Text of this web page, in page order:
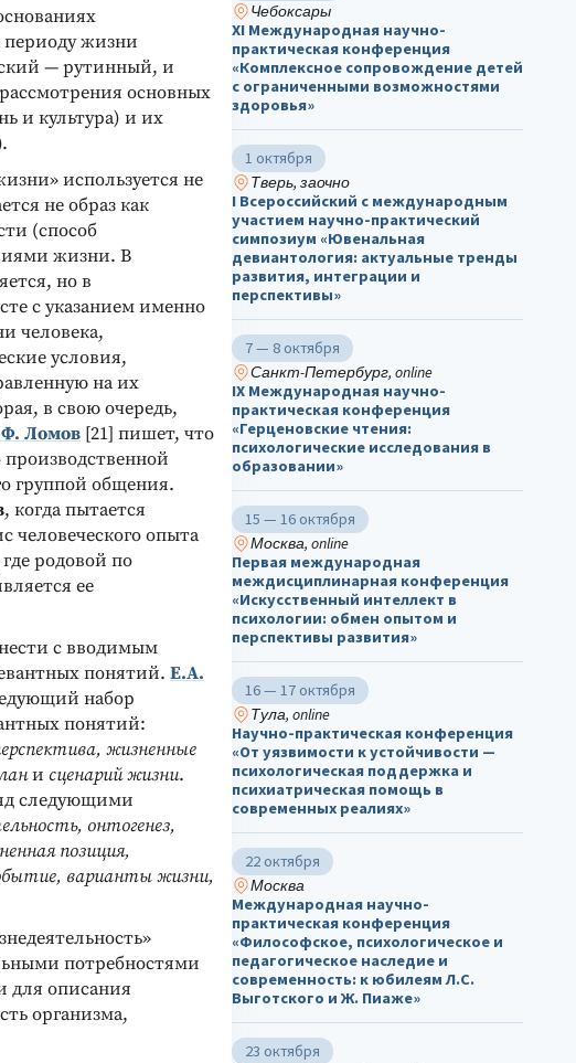
жизни
— рутинный, и
основных
и культура) и их
используется не
не образ как
(способ
жизни. В
но в
с указанием именно
человека,
условия,
на их
в свою очередь,
Ломов [21] пишет, что
производственной
группой общения.
, когда пытается
человеческого опыта
родовой по
ее
с вводимым
понятий. Е.А.
набор
понятий:
жизненные
и сценарий жизни.
следующими
онтогенез,
позиция,
варианты жизни,
потребностями
для описания
организма,
Чебоксары
ХΙ Международная научно-
практическая конференция
«Комплексное сопровождение детей
с ограниченными возможностями
здоровья»
1 октября
Тверь, заочно
I Всероссийский с международным
участием научно-практический
симпозиум «Ювенальная
девиантология: актуальные тренды
развития, интеграции и
перспективы»
7 — 8 октября
Санкт-Петербург, online
IX Международная научно-
практическая конференция
«Герценовские чтения:
психологические исследования в
образовании»
15 — 16 октября
Москва, online
Первая международная
междисциплинарная конференция
«Искусственный интеллект в
психологии: обмен опытом и
перспективы развития»
16 — 17 октября
Тула, online
Научно-практическая конференция
«От уязвимости к устойчивости —
психологическая поддержка и
психиатрическая помощь в
современных реалиях»
22 октября
Москва
Международная научно-
практическая конференция
«Философское, психологическое и
педагогическое наследие и
современность: к юбилеям Л.С.
Выготского и Ж. Пиаже»
23 октября